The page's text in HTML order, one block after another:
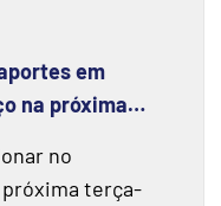
em
na próxima
no
terça-